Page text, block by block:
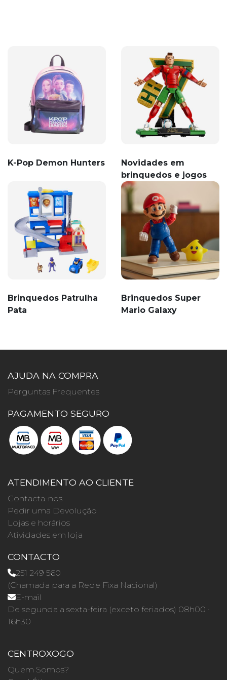
K-Pop Demon Hunters
Novidades em
brinquedos e jogos
Brinquedos Patrulha
Pata
Brinquedos Super
Mario Galaxy
AJUDA NA COMPRA
Perguntas Frequentes
PAGAMENTO SEGURO
ATENDIMENTO AO CLIENTE
Contacta-nos
Pedir uma Devolução
Lojas e horários
Atividades em loja
CONTACTO
251 249 560
(Chamada para a Rede Fixa Nacional)
E-mail
De segunda a sexta-feira (exceto feriados) 08h00 ·
16h30
CENTROXOGO
Quem Somos?